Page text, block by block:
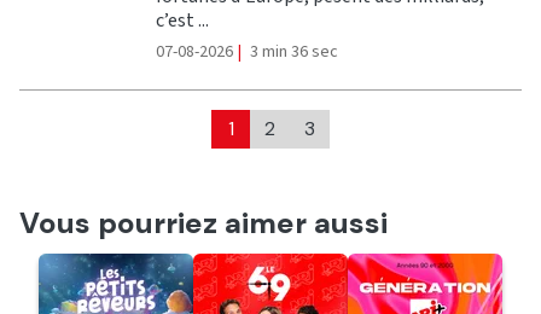
c’est ...
07-08-2026 | 3 min 36 sec
1 2 3
Vous pourriez aimer aussi